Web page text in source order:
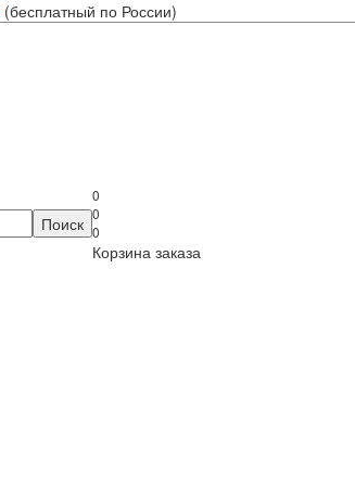
(бесплатный по России)
0
0
0
Корзина заказа